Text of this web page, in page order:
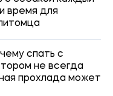
время для
спать с
не всегда
прохлада может